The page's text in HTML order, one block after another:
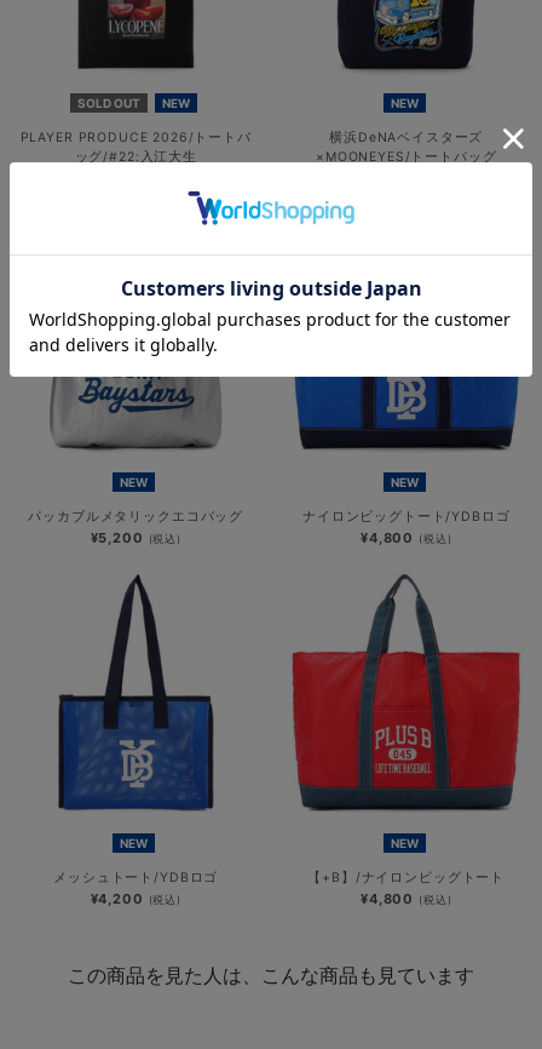
SOLD OUT NEW
PLAYER PRODUCE 2026/トートバ
ッグ/#22:入江大生
NEW
横浜DeNAベイスターズ
×MOONEYES/トートバッグ
NEW
パッカブルメタリックエコバッグ
¥5,200 (税込)
NEW
ナイロンビッグトート/YDBロゴ
¥4,800 (税込)
NEW
メッシュトート/YDBロゴ
¥4,200 (税込)
NEW
【+B】/ナイロンビッグトート
¥4,800 (税込)
この商品を見た人は、こんな商品も見ています